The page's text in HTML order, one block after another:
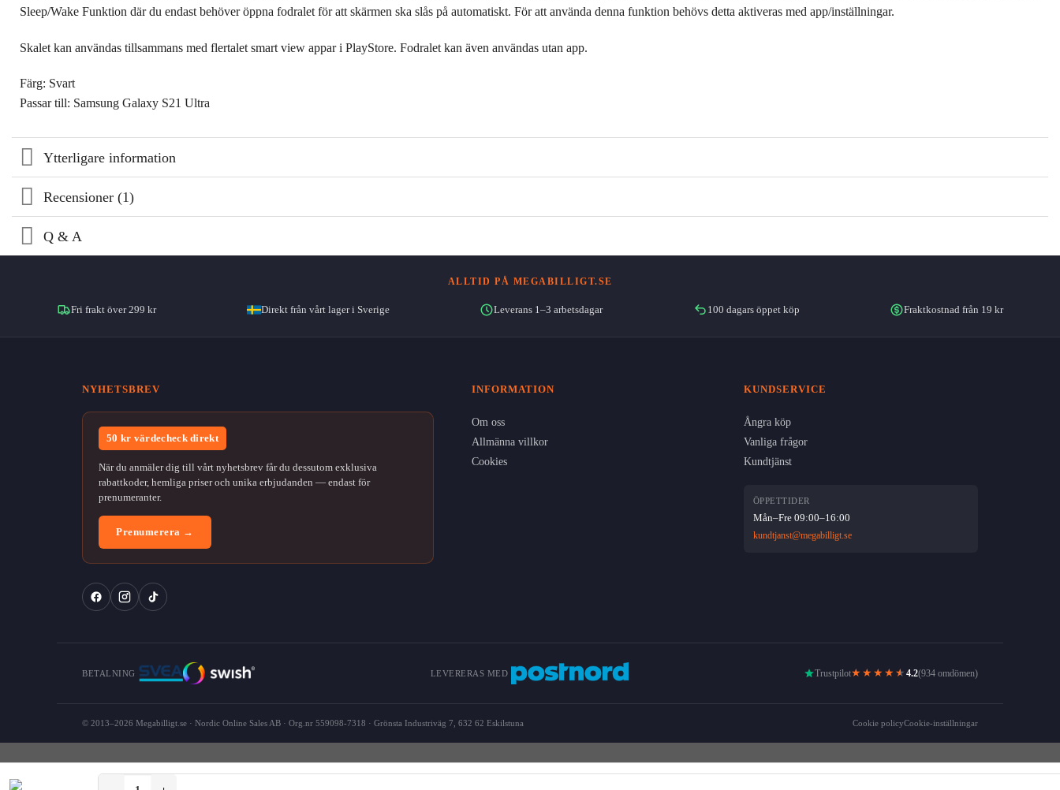
Sleep/Wake Funktion där du endast behöver öppna fodralet för att skärmen ska slås på automatiskt. För att använda denna funktion behövs detta aktiveras med app/inställningar.
Skalet kan användas tillsammans med flertalet smart view appar i PlayStore. Fodralet kan även användas utan app.
Färg: Svart
Passar till: Samsung Galaxy S21 Ultra
Ytterligare information
Recensioner (1)
Q & A
ALLTID PÅ MEGABILLIGT.SE
Fri frakt över 299 kr Direkt från vårt lager i Sverige Leverans 1–3 arbetsdagar 100 dagars öppet köp Fraktkostnad från 19 kr
NYHETSBREV
50 kr värdecheck direkt
När du anmäler dig till vårt nyhetsbrev får du dessutom exklusiva
rabattkoder, hemliga priser och unika erbjudanden — endast för
prenumeranter.
Prenumerera →
INFORMATION
Om oss
Allmänna villkor
Cookies
KUNDSERVICE
Ångra köp
Vanliga frågor
Kundtjänst
ÖPPETTIDER
Mån–Fre 09:00–16:00
kundtjanst@megabilligt.se
BETALNING LEVERERAS MED Trustpilot★★★★ ★ 4.2(934 omdömen)
© 2013–2026 Megabilligt.se · Nordic Online Sales AB · Org.nr 559098-7318 · Grönsta Industriväg 7, 632 62 Eskilstuna Cookie policyCookie-inställningar